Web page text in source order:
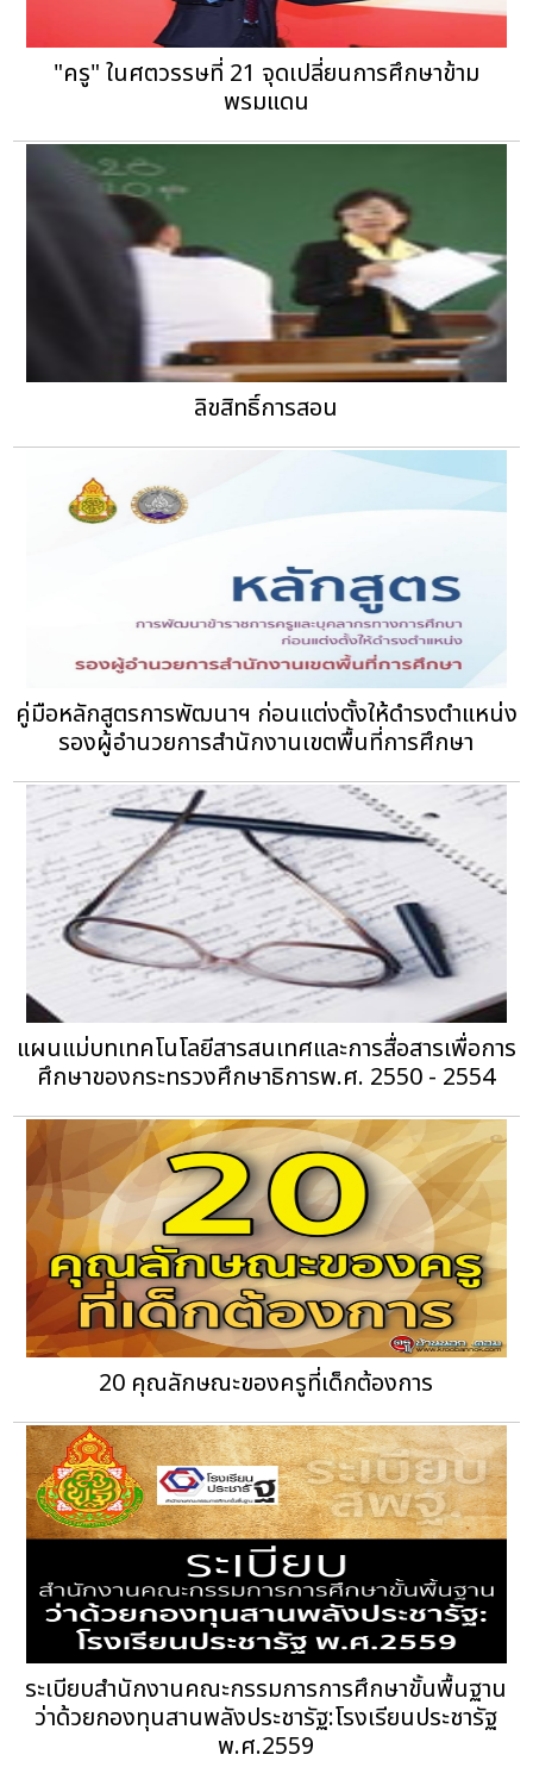
"ครู" ในศตวรรษที่ 21 จุดเปลี่ยนการศึกษาข้าม
พรมแดน
ลิขสิทธิ์การสอน
คู่มือหลักสูตรการพัฒนาฯ ก่อนแต่งตั้งให้ดำรงตำแหน่ง
รองผู้อำนวยการสำนักงานเขตพื้นที่การศึกษา
แผนแม่บทเทคโนโลยีสารสนเทศและการสื่อสารเพื่อการ
ศึกษาของกระทรวงศึกษาธิการพ.ศ. 2550 - 2554
20 คุณลักษณะของครูที่เด็กต้องการ
ระเบียบสำนักงานคณะกรรมการการศึกษาขั้นพื้นฐาน
ว่าด้วยกองทุนสานพลังประชารัฐ:โรงเรียนประชารัฐ
พ.ศ.2559